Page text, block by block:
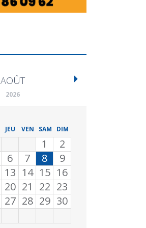
AOÛT
2026
JEU VEN SAM DIM
1
2
6 7 8
9
13 14 15 16
20 21 22 23
27 28 29 30